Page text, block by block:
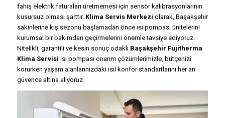
fahiş elektrik faturaları üretmemesi için sensör kalibrasyonlarının
kusursuz olması şarttır. Klima Servis Merkezi olarak, Başakşehir
sakinlerine kış sezonu başlamadan önce ısı pompası ünitelerini
kurumsal bir bakımdan geçirmelerini önemle tavsiye ediyoruz.
Nitelikli, garantili ve kesin sonuç odaklı Başakşehir Fujitherma
Klima Servisi ısı pompası onarım çözümlerimizle, bütçenizi
korurken yaşam alanlarınızdaki ısıl konfor standartlarını her an
güvence altına alıyoruz.